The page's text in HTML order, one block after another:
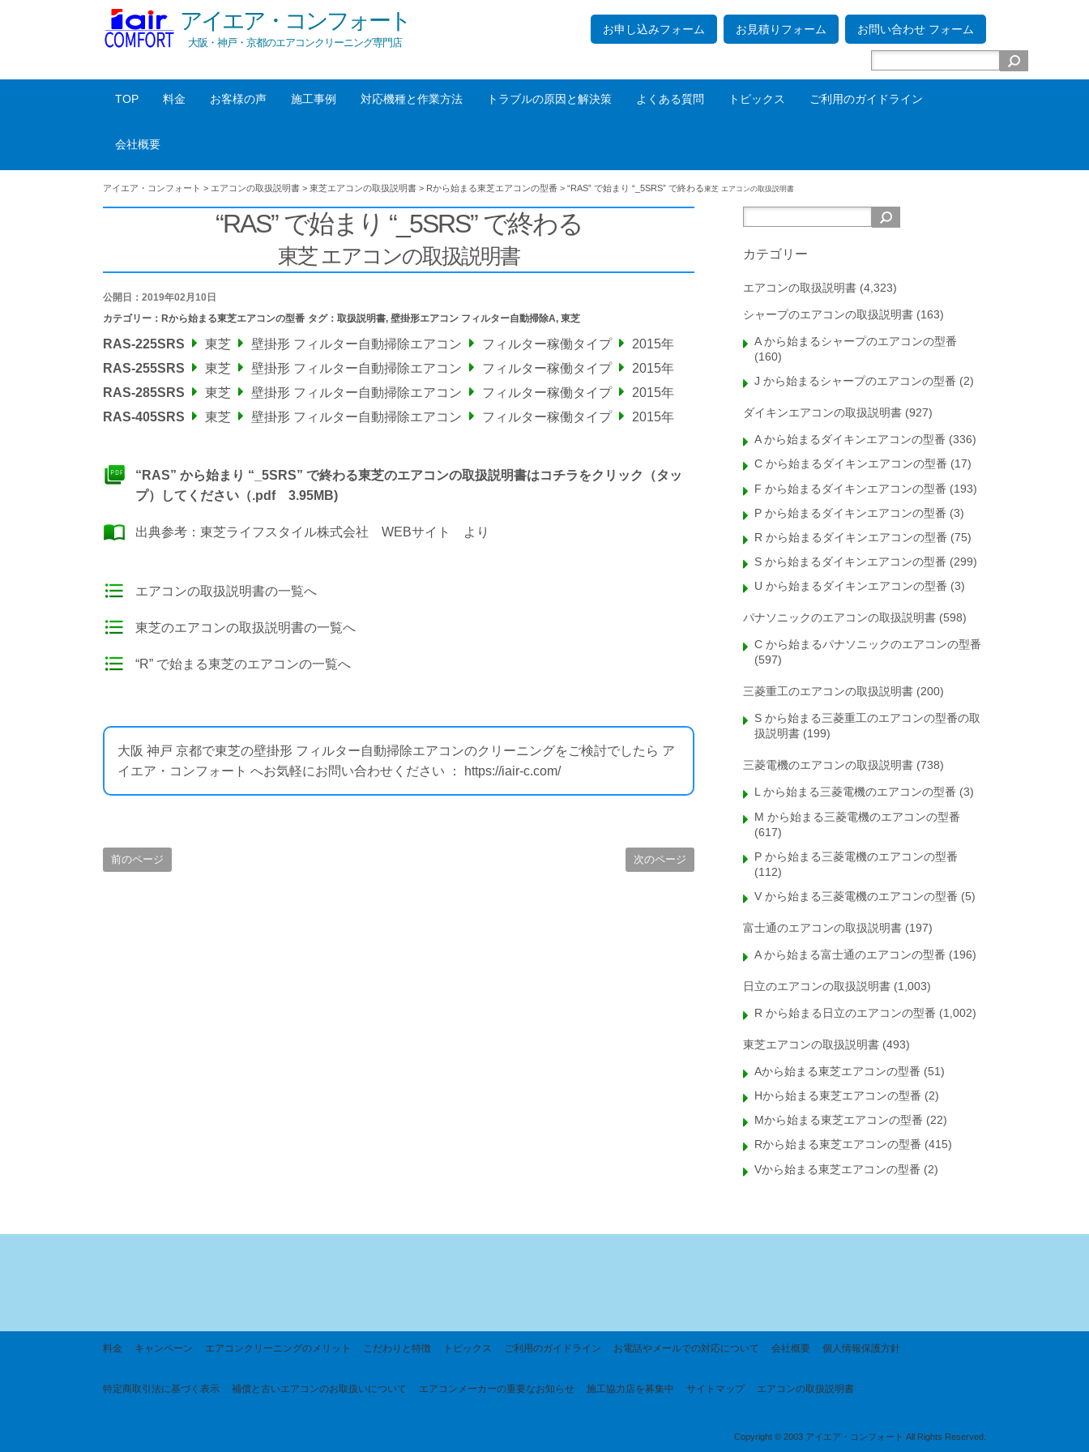
アイエア・コンフォート
大阪・神戸・京都のエアコンクリーニング専門店
お申し込みフォーム お見積りフォーム お問い合わせ フォーム
TOP 料金 お客様の声 施工事例 対応機種と作業方法 トラブルの原因と解決策 よくある質問 トピックス ご利用のガイドライン
会社概要
アイエア・コンフォート > エアコンの取扱説明書 > 東芝エアコンの取扱説明書 > Rから始まる東芝エアコンの型番 > “RAS” で始まり “_5SRS” で終わる東芝 エアコンの取扱説明書
“RAS” で始まり “_5SRS” で終わる
東芝 エアコンの取扱説明書
公開日：2019年02月10日
カテゴリー： Rから始まる東芝エアコンの型番 タグ： 取扱説明書, 壁掛形エアコン フィルター自動掃除A, 東芝
RAS-225SRS 東芝 壁掛形 フィルター自動掃除エアコン フィルター稼働タイプ
2015年
RAS-255SRS
東芝 壁掛形 フィルター自動掃除エアコン フィルター稼働タイプ
2015年
RAS-285SRS
東芝 壁掛形 フィルター自動掃除エアコン フィルター稼働タイプ
2015年
RAS-405SRS
東芝 壁掛形 フィルター自動掃除エアコン フィルター稼働タイプ 2015年
“RAS” から始まり “_5SRS” で終わる東芝のエアコンの取扱説明書はコチラをクリック（タッ
プ）してください（.pdf 3.95MB)
出典参考： 東芝ライフスタイル株式会社 WEBサイト より
エアコンの取扱説明書の一覧へ
東芝のエアコンの取扱説明書の一覧へ
“R” で始まる東芝のエアコンの一覧へ
大阪 神戸 京都で東芝の壁掛形 フィルター自動掃除エアコンのクリーニングをご検討でしたら ア
イエア・コンフォート へお気軽にお問い合わせください ： https://iair-c.com/
前のページ 次のページ
カテゴリー
エアコンの取扱説明書 (4,323)
シャープのエアコンの取扱説明書 (163)
A から始まるシャープのエアコンの型番
(160)
J から始まるシャープのエアコンの型番 (2)
ダイキンエアコンの取扱説明書 (927)
A から始まるダイキンエアコンの型番 (336)
C から始まるダイキンエアコンの型番 (17)
F から始まるダイキンエアコンの型番 (193)
P から始まるダイキンエアコンの型番 (3)
R から始まるダイキンエアコンの型番 (75)
S から始まるダイキンエアコンの型番 (299)
U から始まるダイキンエアコンの型番 (3)
パナソニックのエアコンの取扱説明書 (598)
C から始まるパナソニックのエアコンの型番
(597)
三菱重工のエアコンの取扱説明書 (200)
S から始まる三菱重工のエアコンの型番の取
扱説明書 (199)
三菱電機のエアコンの取扱説明書 (738)
L から始まる三菱電機のエアコンの型番 (3)
M から始まる三菱電機のエアコンの型番
(617)
P から始まる三菱電機のエアコンの型番
(112)
V から始まる三菱電機のエアコンの型番 (5)
富士通のエアコンの取扱説明書 (197)
A から始まる富士通のエアコンの型番 (196)
日立のエアコンの取扱説明書 (1,003)
R から始まる日立のエアコンの型番 (1,002)
東芝エアコンの取扱説明書 (493)
Aから始まる東芝エアコンの型番 (51)
Hから始まる東芝エアコンの型番 (2)
Mから始まる東芝エアコンの型番 (22)
Rから始まる東芝エアコンの型番 (415)
Vから始まる東芝エアコンの型番 (2)
料金 キャンペーン エアコンクリーニングのメリット こだわりと特徴 トピックス ご利用のガイドライン お電話やメールでの対応について 会社概要 個人情報保護方針
特定商取引法に基づく 表示 補償と古いエアコンのお取扱いについて エアコンメーカーの重要なお知らせ 施工協力店を募集中 サイトマップ エアコンの取扱説明書
Copyright © 2003 アイエア・コンフォート All Rights Reserved.